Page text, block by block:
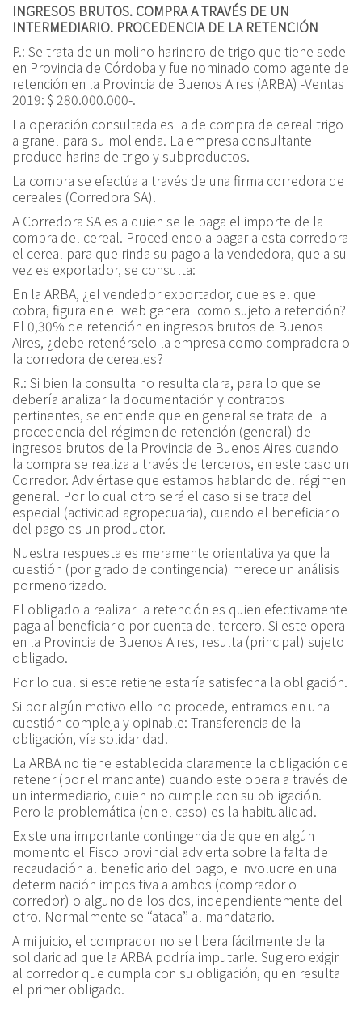
INGRESOS BRUTOS. COMPRA A TRAVÉS DE UN
INTERMEDIARIO. PROCEDENCIA DE LA RETENCIÓN
P.: Se trata de un molino harinero de trigo que tiene sede
en Provincia de Córdoba y fue nominado como agente de
retención en la Provincia de Buenos Aires (ARBA) -Ventas
2019: $ 280.000.000-.
La operación consultada es la de compra de cereal trigo
a granel para su molienda. La empresa consultante
produce harina de trigo y subproductos.
La compra se efectúa a través de una firma corredora de
cereales (Corredora SA).
A Corredora SA es a quien se le paga el importe de la
compra del cereal. Procediendo a pagar a esta corredora
el cereal para que rinda su pago a la vendedora, que a su
vez es exportador, se consulta:
En la ARBA, ¿el vendedor exportador, que es el que
cobra, figura en el web general como sujeto a retención?
El 0,30% de retención en ingresos brutos de Buenos
Aires, ¿debe retenérselo la empresa como compradora o
la corredora de cereales?
R.: Si bien la consulta no resulta clara, para lo que se
debería analizar la documentación y contratos
pertinentes, se entiende que en general se trata de la
procedencia del régimen de retención (general) de
ingresos brutos de la Provincia de Buenos Aires cuando
la compra se realiza a través de terceros, en este caso un
Corredor. Adviértase que estamos hablando del régimen
general. Por lo cual otro será el caso si se trata del
especial (actividad agropecuaria), cuando el beneficiario
del pago es un productor.
Nuestra respuesta es meramente orientativa ya que la
cuestión (por grado de contingencia) merece un análisis
pormenorizado.
El obligado a realizar la retención es quien efectivamente
paga al beneficiario por cuenta del tercero. Si este opera
en la Provincia de Buenos Aires, resulta (principal) sujeto
obligado.
Por lo cual si este retiene estaría satisfecha la obligación.
Si por algún motivo ello no procede, entramos en una
cuestión compleja y opinable: Transferencia de la
obligación, vía solidaridad.
La ARBA no tiene establecida claramente la obligación de
retener (por el mandante) cuando este opera a través de
un intermediario, quien no cumple con su obligación.
Pero la problemática (en el caso) es la habitualidad.
Existe una importante contingencia de que en algún
momento el Fisco provincial advierta sobre la falta de
recaudación al beneficiario del pago, e involucre en una
determinación impositiva a ambos (comprador o
corredor) o alguno de los dos, independientemente del
otro. Normalmente se “ataca” al mandatario.
A mi juicio, el comprador no se libera fácilmente de la
solidaridad que la ARBA podría imputarle. Sugiero exigir
al corredor que cumpla con su obligación, quien resulta
el primer obligado.